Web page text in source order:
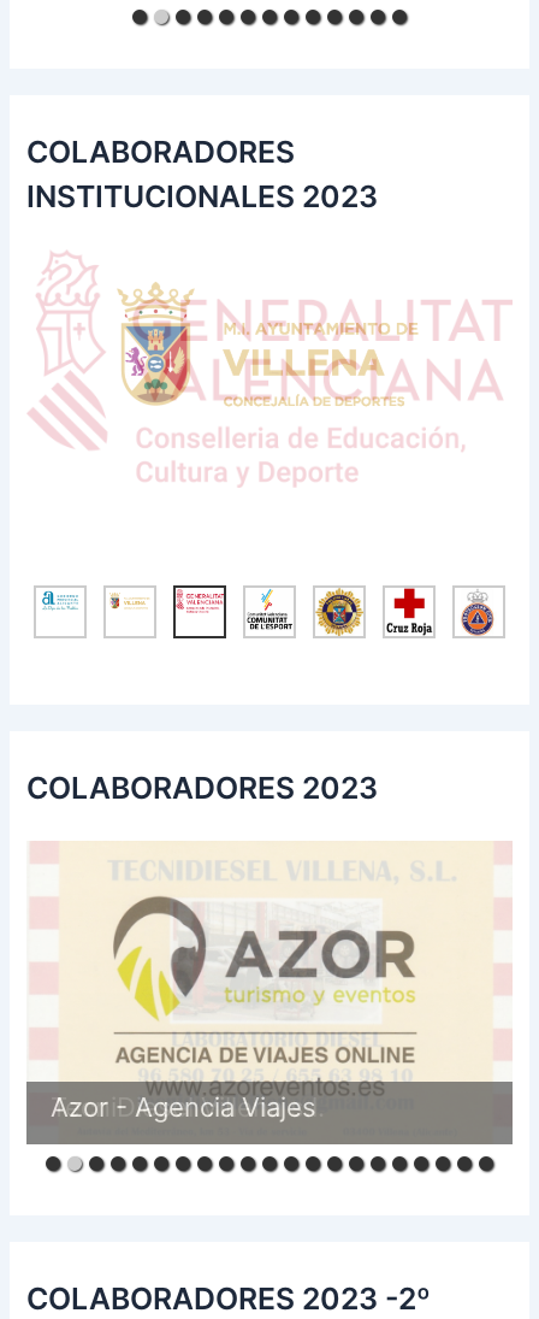
COLABORADORES
INSTITUCIONALES 2023
COLABORADORES 2023
TecniDiesel Villena s.l.
COLABORADORES 2023 -2º